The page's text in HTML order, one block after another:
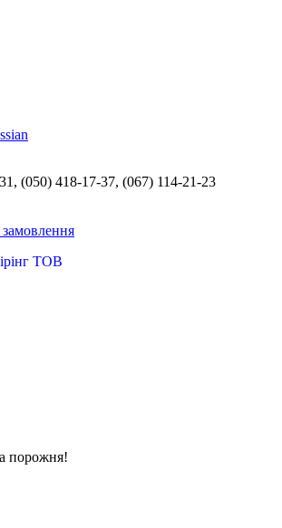
(050) 418-17-37, (067) 114-21-23
порожня!